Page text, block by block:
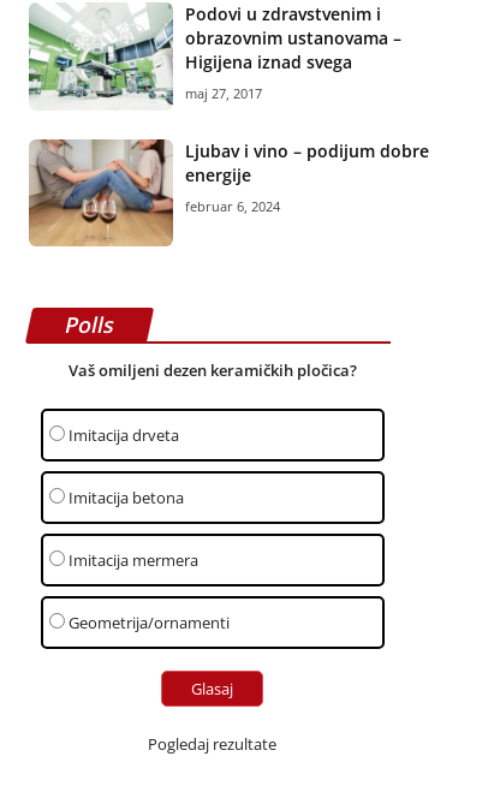
Podovi u zdravstvenim i
obrazovnim ustanovama –
Higijena iznad svega
maj 27, 2017
Ljubav i vino – podijum dobre
energije
februar 6, 2024
Polls
Vaš omiljeni dezen keramičkih pločica?
Imitacija drveta
Imitacija betona
Imitacija mermera
Geometrija/ornamenti
Pogledaj rezultate